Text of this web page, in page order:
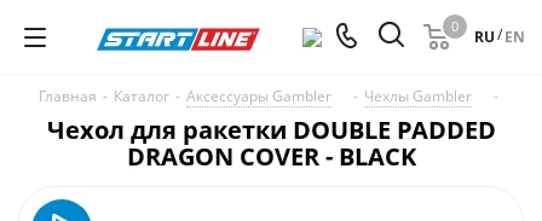
0
RU/EN
Главная - Каталог - Аксессуары Gambler - Чехлы Gambler -
Чехол для ракетки DOUBLE PADDED
DRAGON COVER - BLACK